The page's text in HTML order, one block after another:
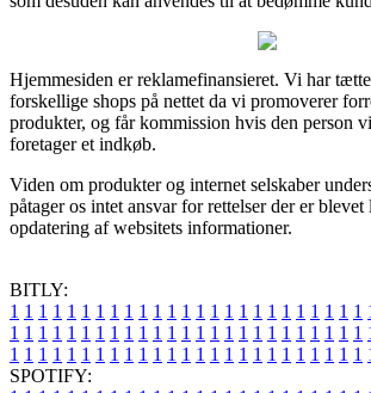
Hjemmesiden er reklamefinansieret. Vi har
forskellige shops på nettet da vi promoverer
produkter, og får kommission hvis den person
foretager et indkøb.
Viden om produkter og internet selskaber
påtager os intet ansvar for rettelser der er blevet
opdatering af websitets informationer.
BITLY:
1 1 1 1 1 1 1 1 1 1 1 1 1 1 1 1 1 1 1 1 1 1 1 1 1
1 1 1 1 1 1 1 1 1 1 1 1 1 1 1 1 1 1 1 1 1 1 1 1 1
1 1 1 1 1 1 1 1 1 1 1 1 1 1 1 1 1 1 1 1 1 1 1 1 1
SPOTIFY: